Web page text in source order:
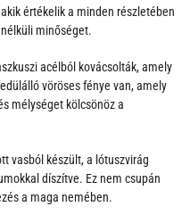
értékelik a minden részletében
minőséget.
acélból kovácsolták, amely
vöröses fénye van, amely
mélységet kölcsönöz a
vasból készült, a lótuszvirág
díszítve. Ez nem csupán
a maga nemében.